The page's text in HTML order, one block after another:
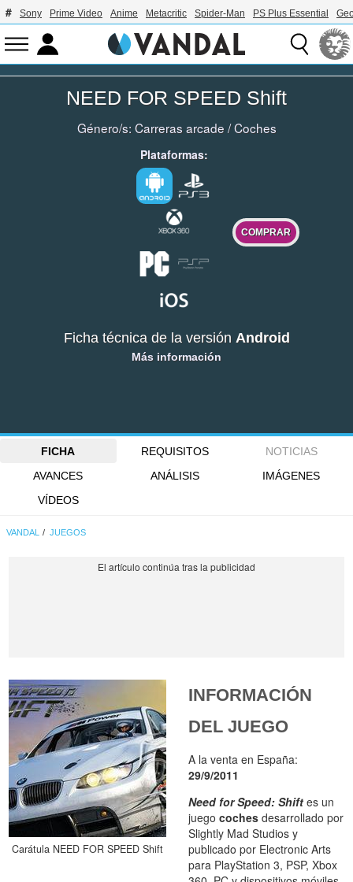
Sony Prime Video Anime Metacritic Spider-Man PS Plus Essential
NEED FOR SPEED Shift
Género/s: Carreras arcade /Coches
Plataformas:
COMPRAR
Ficha técnica de la versión Android
Más información
FICHA REQUISITOS
NOTICIAS
AVANCES
ANÁLISIS
IMÁGENES
VÍDEOS
VANDAL JUEGOS
Carátula NEED FOR SPEED Shift
INFORMACIÓN
DEL JUEGO
A la venta en España:
29/9/2011
Need for Speed: Shift es un
juegocoches desarrollado por
Slightly Mad Studios y
publicado por Electronic Arts
para PlayStation 3, PSP, Xbox